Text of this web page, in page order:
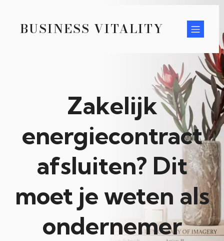
BUSINESS VITALITY
Zakelijk
energiecontract
afsluiten? Dit
moet je weten als
ondernemer